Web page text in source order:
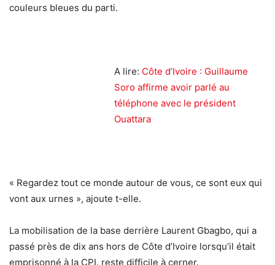
couleurs bleues du parti.
A lire: Côte d’Ivoire : Guillaume
Soro affirme avoir parlé au
téléphone avec le président
Ouattara
« Regardez tout ce monde autour de vous, ce sont eux qui
vont aux urnes », ajoute t-elle.
La mobilisation de la base derrière Laurent Gbagbo, qui a
passé près de dix ans hors de Côte d’Ivoire lorsqu’il était
emprisonné à la CPI, reste difficile à cerner.